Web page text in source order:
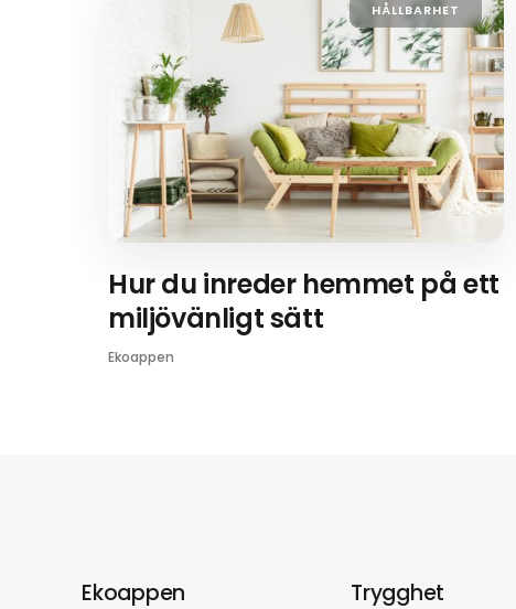
HÅLLBARHET
Hur du inreder hemmet på ett
miljövänligt sätt
Ekoappen
Ekoappen Trygghet